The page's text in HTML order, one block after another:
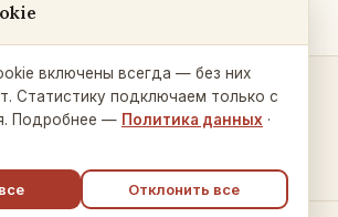
и связь →
включены всегда — без них
Статистику подключаем только с
Подробнее — Политика данных ·
Отклонить все